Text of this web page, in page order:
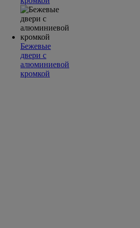
Бежевые
двери с
алюминиевой
кромкой